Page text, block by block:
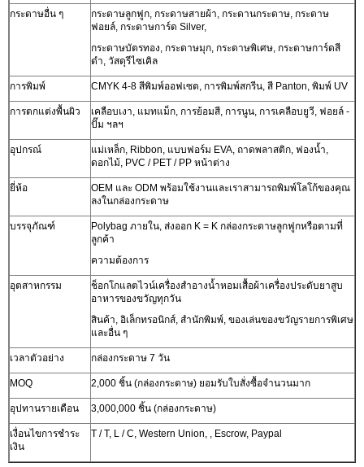
กระดาษอื่น ๆ
กระดาษลูกฟูก, กระดาษสายผ้า, กระดานกระดาษ, กระดาษ
ฟอยล์, กระดาษการ์ด Silver,
กระดาษบัตรทอง, กระดาษมุก, กระดาษพิเศษ, กระดาษการ์ดสี
ดำ, วัสดุรีไซเคิล
การพิมพ์ CMYK 4-8 สีพิมพ์ออฟเซต, การพิมพ์สกรีน, สี Panton, พิมพ์ UV
การตกแต่งพื้นผิว
เคลือบเงา, แมทแม็ก, การย้อมสี, การนูน, การเคลือบยูวี, ฟอยล์ -
ปั๊ม ฯลฯ
อุปกรณ์
แม่เหล็ก, Ribbon, แบบฟอร์ม EVA, ถาดพลาสติก, ฟองน้ำ,
ดอกไม้, PVC / PET / PP หน้าต่าง
ยี่ห้อ
OEM และ ODM พร้อมใช้งานและเราสามารถพิมพ์โลโก้ของคุณ
ลงในกล่องกระดาษ
บรรจุภัณฑ์
Polybag ภายใน, ส่งออก K = K กล่องกระดาษลูกฟูกหรือตามที่
ลูกค้า
ความต้องการ
อุตสาหกรรม
ช็อกโกแลตไวน์เครื่องสำอางน้ำหอมเสื้อผ้าเครื่องประดับยาสูบ
อาหารของขวัญทุกวัน
สินค้า, อิเล็กทรอนิกส์, สำนักพิมพ์, ของเล่นของขวัญรายการพิเศษ
และอื่น ๆ
เวลาตัวอย่าง กล่องกระดาษ 7 วัน
MOQ 2,000 ชิ้น (กล่องกระดาษ) ยอมรับใบสั่งซื้อจำนวนมาก
อุปทานรายเดือน 3,000,000 ชิ้น (กล่องกระดาษ)
เงื่อนไขการชำระ
เงิน
T / T, L / C, Western Union, , Escrow, Paypal